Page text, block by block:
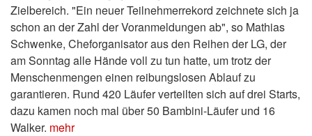
Zielbereich. "Ein neuer Teilnehmerrekord zeichnete sich ja
schon an der Zahl der Voranmeldungen ab", so Mathias
Schwenke, Cheforganisator aus den Reihen der LG, der
am Sonntag alle Hände voll zu tun hatte, um trotz der
Menschenmengen einen reibungslosen Ablauf zu
garantieren. Rund 420 Läufer verteilten sich auf drei Starts,
dazu kamen noch mal über 50 Bambini-Läufer und 16
Walker. mehr